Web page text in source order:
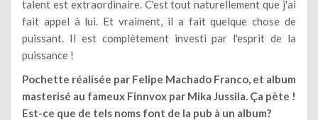
talent est extraordinaire. C'est tout naturellement que j'ai
fait appel à lui. Et vraiment, il a fait quelque chose de
puissant. Il est complètement investi par l'esprit de la
puissance !
Pochette réalisée par Felipe Machado Franco, et album
masterisé au fameux Finnvox par Mika Jussila. Ça pète !
Est-ce que de tels noms font de la pub à un album?